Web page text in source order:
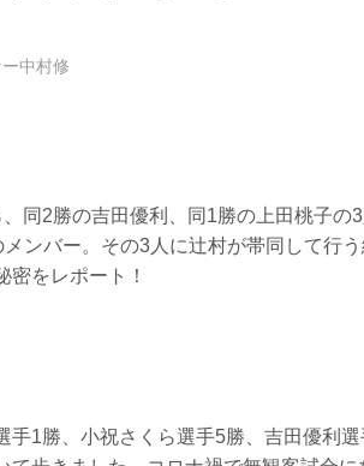
中村修
同2勝の吉田優利、同1勝の上田桃子の
メンバー。その3人に辻村が帯同して行
密をレポート！
手1勝、小祝さくら選手5勝、吉田優利